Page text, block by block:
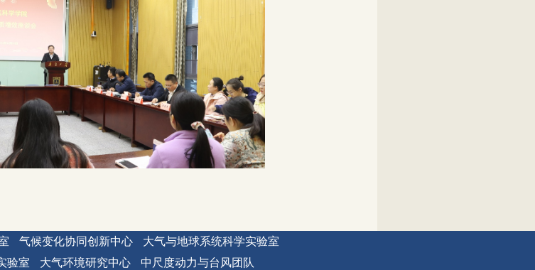
气候变化协同创新中心
大气与地球系统科学实验室
验室 大气环境研究中心 中尺度动力与台风团队